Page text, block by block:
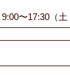
〜17:30（土